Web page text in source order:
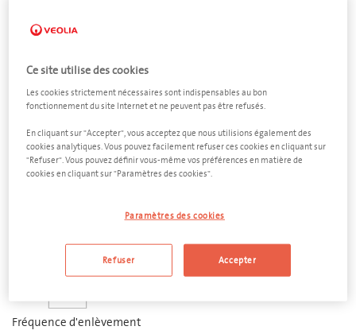
Émulsions eau et
huiles
Fût métallique à bonde 60 litres
Fréquence d'enlèvement
Ce site utilise des cookies
Les cookies strictement nécessaires sont indispensables au bon
fonctionnement du site Internet et ne peuvent pas être refusés.
En cliquant sur "Accepter", vous acceptez que nous utilisions également des
cookies analytiques. Vous pouvez facilement refuser ces cookies en cliquant sur
"Refuser". Vous pouvez définir vous-même vos préférences en matière de
cookies en cliquant sur "Paramètres des cookies".
Paramètres des cookies
Refuser Accepter